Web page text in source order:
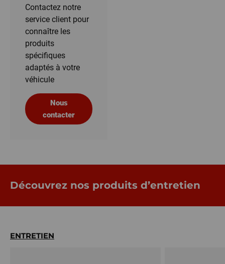
Contactez notre
service client pour
connaître les
produits
spécifiques
adaptés à votre
véhicule
Nous
contacter
Découvrez nos produits d’entretien
ENTRETIEN